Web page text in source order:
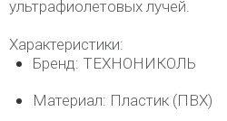
ультрафиолетовых лучей.
Характеристики:
Бренд: ТЕХНОНИКОЛЬ
Материал: Пластик (ПВХ)